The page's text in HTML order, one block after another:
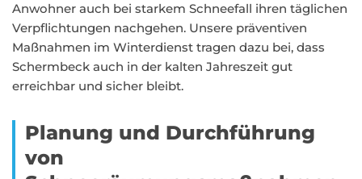
Anwohner auch bei starkem Schneefall ihren täglichen
Verpflichtungen nachgehen. Unsere präventiven
Maßnahmen im Winterdienst tragen dazu bei, dass
Schermbeck auch in der kalten Jahreszeit gut
erreichbar und sicher bleibt.
Planung und Durchführung
von